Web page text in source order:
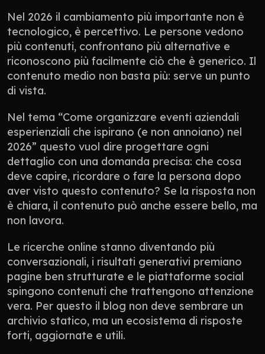
Nel 2026 il cambiamento più importante non è
tecnologico, è percettivo. Le persone vedono
più contenuti, confrontano più alternative e
riconoscono più facilmente ciò che è generico. Il
contenuto medio non basta più: serve un punto
di vista.
Nel tema “Come organizzare eventi aziendali
esperienziali che ispirano (e non annoiano) nel
2026” questo vuol dire progettare ogni
dettaglio con una domanda precisa: che cosa
deve capire, ricordare o fare la persona dopo
aver visto questo contenuto? Se la risposta non
è chiara, il contenuto può anche essere bello, ma
non lavora.
Le ricerche online stanno diventando più
conversazionali, i risultati generativi premiano
pagine ben strutturate e le piattaforme social
spingono contenuti che trattengono attenzione
vera. Per questo il blog non deve sembrare un
archivio statico, ma un ecosistema di risposte
forti, aggiornate e utili.